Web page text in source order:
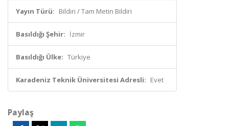
Yayın Türü: Bildiri / Tam Metin Bildiri
Basıldığı Şehir: İzmir
Basıldığı Ülke: Türkiye
Karadeniz Teknik Üniversitesi Adresli: Evet
Paylaş